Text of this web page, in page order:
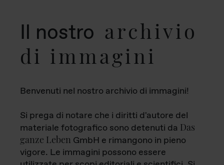
Il nostro archivio
di immagini
Benvenuti nel nostro archivio di immagini!
Si prega di notare che i diritti d'autore del
materiale fotografico sono detenuti da Das
ganze Leben GmbH e rimangono in pieno
vigore. Le immagini possono essere